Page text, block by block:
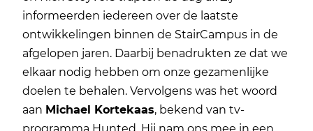
informeerden iedereen over de laatste
ontwikkelingen binnen de StairCampus in de
afgelopen jaren. Daarbij benadrukten ze dat we
elkaar nodig hebben om onze gezamenlijke
doelen te behalen. Vervolgens was het woord
aan Michael Kortekaas, bekend van tv-